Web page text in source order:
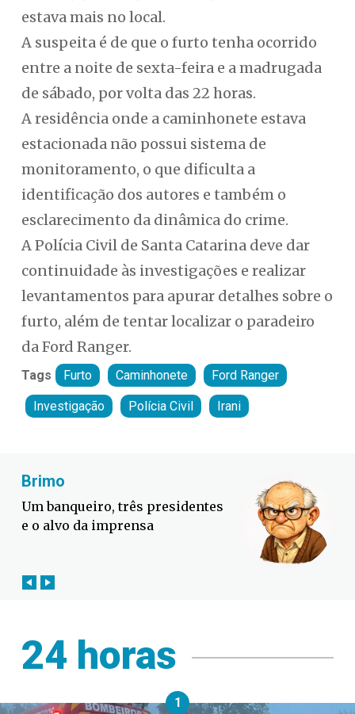
estava mais no local.
A suspeita é de que o furto tenha ocorrido
entre a noite de sexta-feira e a madrugada
de sábado, por volta das 22 horas.
A residência onde a caminhonete estava
estacionada não possui sistema de
monitoramento, o que dificulta a
identificação dos autores e também o
esclarecimento da dinâmica do crime.
A Polícia Civil de Santa Catarina deve dar
continuidade às investigações e realizar
levantamentos para apurar detalhes sobre o
furto, além de tentar localizar o paradeiro
da Ford Ranger.
Tags Furto Caminhonete Ford Ranger
Investigação Polícia Civil Irani
Fabiano Bordignon
Defesa Civil lança campanha
contra o El Niño em SC
24 horas
1